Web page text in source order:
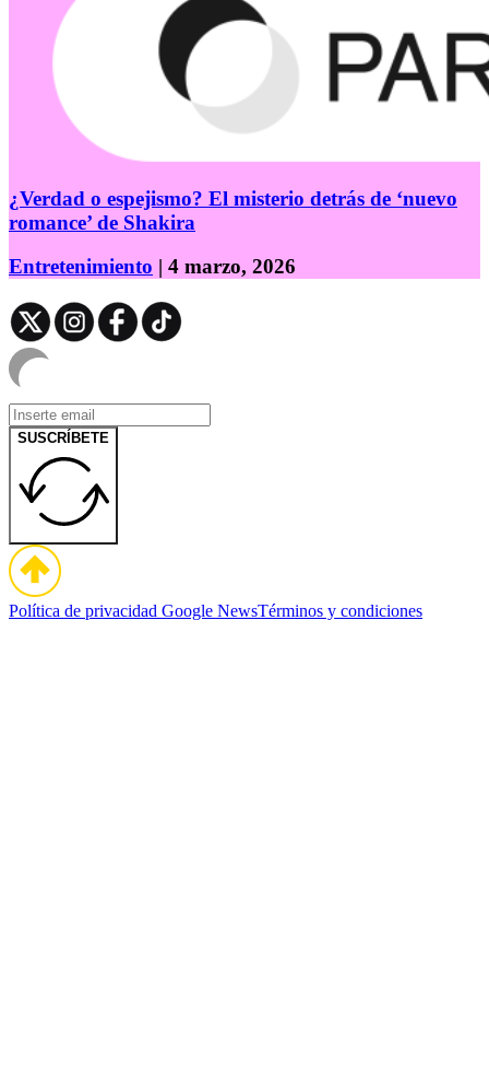
¿Verdad o espejismo? El misterio detrás de ‘nuevo
romance’ de Shakira
Entretenimiento | 4 marzo, 2026
SUSCRÍBETE
Política de privacidad Google NewsTérminos y condiciones